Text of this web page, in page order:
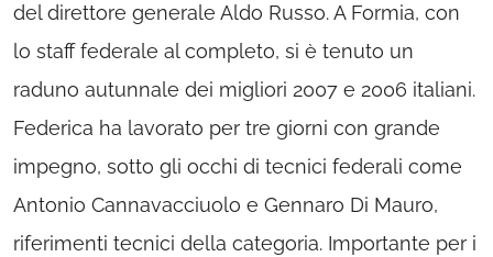
del direttore generale Aldo Russo. A Formia, con
lo staff federale al completo, si è tenuto un
raduno autunnale dei migliori 2007 e 2006 italiani.
Federica ha lavorato per tre giorni con grande
impegno, sotto gli occhi di tecnici federali come
Antonio Cannavacciuolo e Gennaro Di Mauro,
riferimenti tecnici della categoria. Importante per i